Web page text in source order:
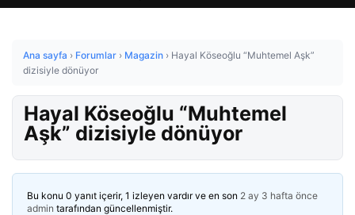
Ana sayfa › Forumlar › Magazin › Hayal Köseoğlu “Muhtemel Aşk”
dizisiyle dönüyor
Hayal Köseoğlu “Muhtemel
Aşk” dizisiyle dönüyor
Bu konu 0 yanıt içerir, 1 izleyen vardır ve en son 2 ay 3 hafta önce
admin tarafından güncellenmiştir.